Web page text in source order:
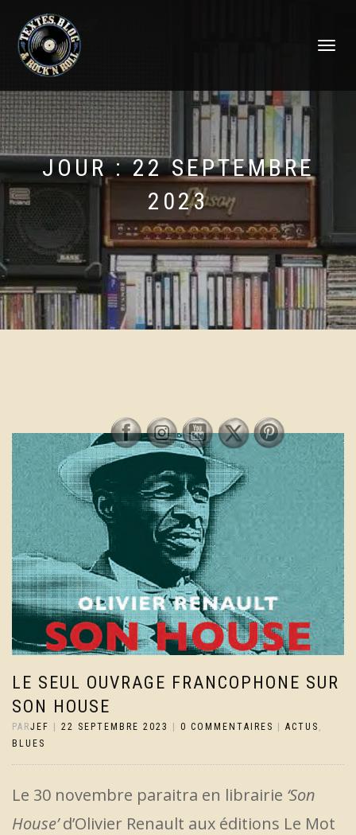
DÉPLIER
JOUR :22 SEPTEMBRE
2023
LE SEUL OUVRAGE FRANCOPHONE SUR
SON HOUSE
PARJEF | 22 SEPTEMBRE 2023 | 0 COMMENTAIRES | ACTUS
BLUES
Le 30 novembre paraitra en librairie ‘Son
House’d’Olivier Renault aux éditions Le Mot